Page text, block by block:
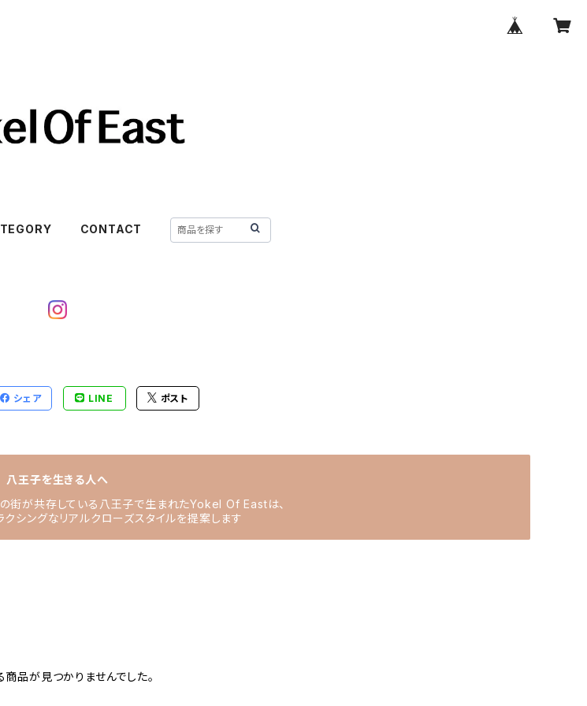
CONTACT
シェア LINE ポスト
八王子を生きる人へ
街が共存している八王子で生まれたYokel Of Eastは、
クシングなリアルクローズスタイルを提案します
商品が見つかりませんでした。